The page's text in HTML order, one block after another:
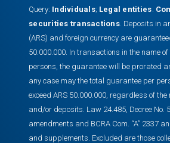
Query: Individuals; Legal entities
securities transactions. Deposits in
(ARS) and foreign currency are
50.000.000. In transactions in the name of
persons, the guarantee will be prorated
any case may the total guarantee per
exceed ARS 50.000.000, regardless of
and/or deposits. Law 24.485, Decree No.
amendments and BCRA Com. “A” 2337
and supplements. Excluded are those